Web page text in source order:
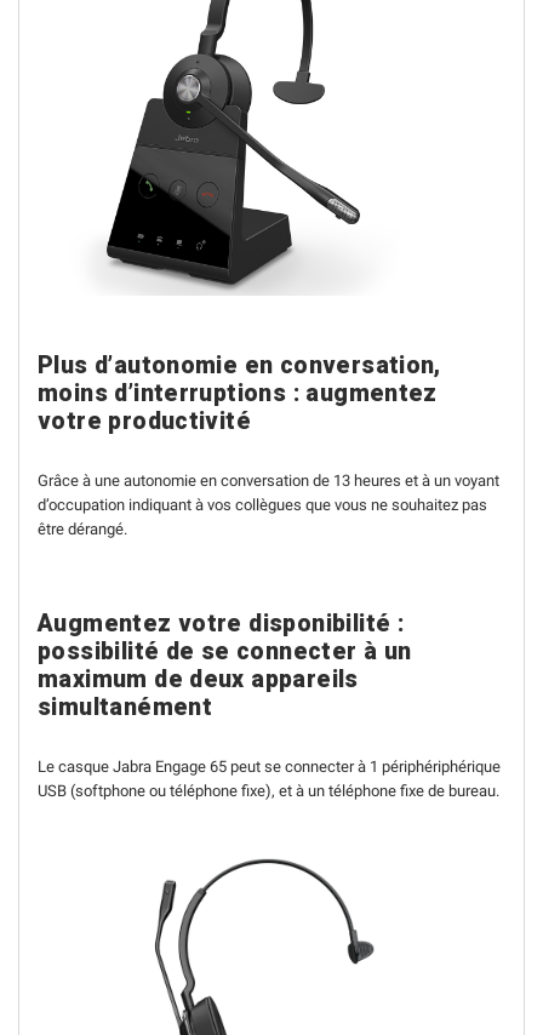
Plus d’autonomie en conversation,
moins d’interruptions : augmentez
votre productivité
Grâce à une autonomie en conversation de 13 heures et à un voyant
d’occupation indiquant à vos collègues que vous ne souhaitez pas
être dérangé.
Augmentez votre disponibilité :
possibilité de se connecter à un
maximum de deux appareils
simultanément
Le casque Jabra Engage 65 peut se connecter à 1 périphériphérique
USB (softphone ou téléphone fixe), et à un téléphone fixe de bureau.